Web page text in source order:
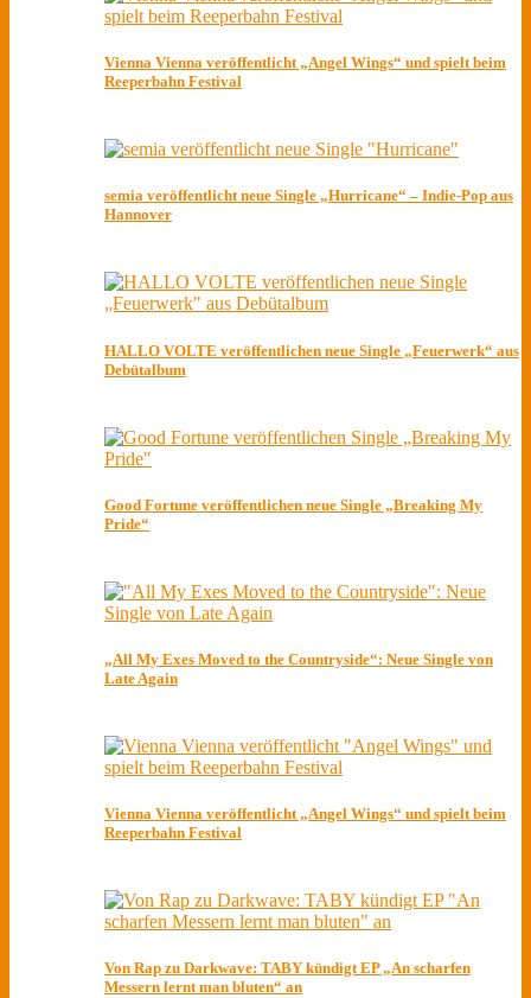
Vienna Vienna veröffentlicht „Angel Wings“ und spielt beim
Reeperbahn Festival
semia veröffentlicht neue Single „Hurricane“ – Indie-Pop aus
Hannover
HALLO VOLTE veröffentlichen neue Single „Feuerwerk“ aus
Debütalbum
Good Fortune veröffentlichen neue Single „Breaking My
Pride“
„All My Exes Moved to the Countryside“: Neue Single von
Late Again
Vienna Vienna veröffentlicht „Angel Wings“ und spielt beim
Reeperbahn Festival
Von Rap zu Darkwave: TABY kündigt EP „An scharfen
Messern lernt man bluten“ an